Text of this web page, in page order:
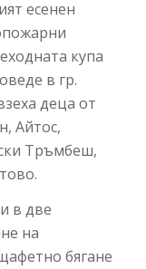
есенен
купа
в гр.
деца от
Айтос,
Тръмбеш,
в две
на
бягане